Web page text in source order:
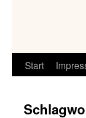
Start